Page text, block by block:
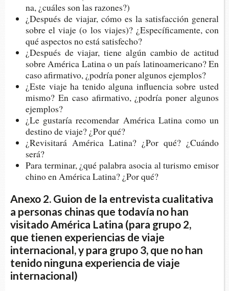
na, ¿cuá­les son las razones?)
¿Des­pués de via­jar, cómo es la satis­fac­ción gene­ral
sobre el viaje (o los via­jes)? ¿Espe­cí­fi­ca­men­te, con
qué aspec­tos no está satisfecho?
¿Des­pués de via­jar, tiene algún cam­bio de acti­tud
sobre Amé­ri­ca Lati­na o un país lati­noa­me­ri­cano? En
caso afir­ma­ti­vo, ¿podría poner algu­nos ejemplos?
¿Este viaje ha teni­do algu­na influen­cia sobre usted
mismo? En caso afir­ma­ti­vo, ¿podría poner algu­nos
ejemplos?
¿Le gus­ta­ría reco­men­dar Amé­ri­ca Lati­na como un
des­tino de viaje? ¿Por qué?
¿Revi­si­ta­rá Amé­ri­ca Lati­na? ¿Por qué? ¿Cuán­do
será?
Para ter­mi­nar, ¿qué pala­bra aso­cia al turis­mo emi­sor
chino en Amé­ri­ca Lati­na? ¿Por qué?
Anexo 2. Guion de la entrevista cualitativa
a personas chinas que todavía no han
visitado América Latina (para grupo 2,
que tienen experiencias de viaje
internacional, y para grupo 3, que no han
tenido ninguna experiencia de viaje
internacional)